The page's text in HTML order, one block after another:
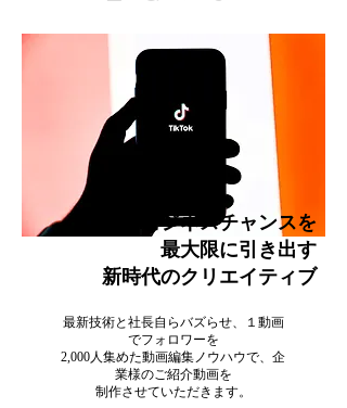
ビジネスチャンスを
最大限に引き出す
新時代のクリエイティブ
最新技術と社長自らバズらせ、１動画
でフォロワーを
2,000人集めた動画編集ノウハウで、企
業様のご紹介動画を
制作させていただきます。